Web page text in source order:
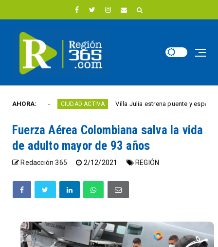
AHORA:
año CIUDAD ACTIVA Villa Julia estrena puente y espacios
Fuerza Aérea Colombiana salva la vida
de adulto mayor de 93 años
Redacción 365 2/12/2021 REGIÓN